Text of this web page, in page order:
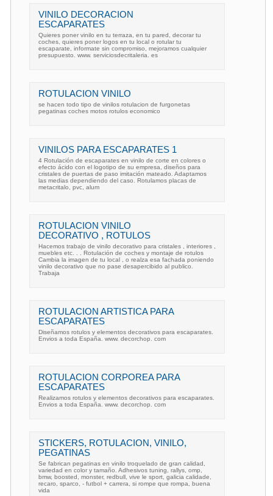
VINILO DECORACION
ESCAPARATES
Quieres poner vinilo en tu terraza, en tu pared, decorar tu
coches, quieres poner logos en tu local o rotular tu
escaparate, informate sin compromiso, mejoramos cualquier
presupuesto. www. serviciosdecritaleria. es
ROTULACION VINILO
se hacen todo tipo de vinilos rotulacion de furgonetas
pegatinas coches motos rotulos economico
VINILOS PARA ESCAPARATES 1
4 Rotulación de escaparates en vinilo de corte en colores o
efecto ácido con el logotipo de su empresa, diseños para
cristales de puertas de paso imitación mateado. Adaptamos
las medias dependiendo del caso. Rotulamos placas de
metacritalo, pvc, alum
ROTULACION VINILO
DECORATIVO , ROTULOS
Hacemos trabajo de vinilo decorativo para cristales , interiores ,
muebles etc. . . Rotulación de coches y montaje de rotulos
Cambia la imagen de tu local , o realza esa fachada poniendo
vinilo decorativo que no pase desapercibido al publico.
Trabaja
ROTULACION ARTISTICA PARA
ESCAPARATES
Diseñamos rotulos y elementos decorativos para escaparates.
Envios a toda España. www. decorchop. com
ROTULACION CORPOREA PARA
ESCAPARATES
Realizamos rotulos y elementos decorativos para escaparates.
Envios a toda España. www. decorchop. com
STICKERS, ROTULACION, VINILO,
PEGATINAS
Se fabrican pegatinas en vinilo troquelado de gran calidad,
variedad en color y tamaño. Adhesivos tuning, rallys, omp,
bmw, boosted, monster, redbull, vive le sport, galicia calidade,
recaro, sparco, - futbol + carrera, si rompe que rompa, buena
vida